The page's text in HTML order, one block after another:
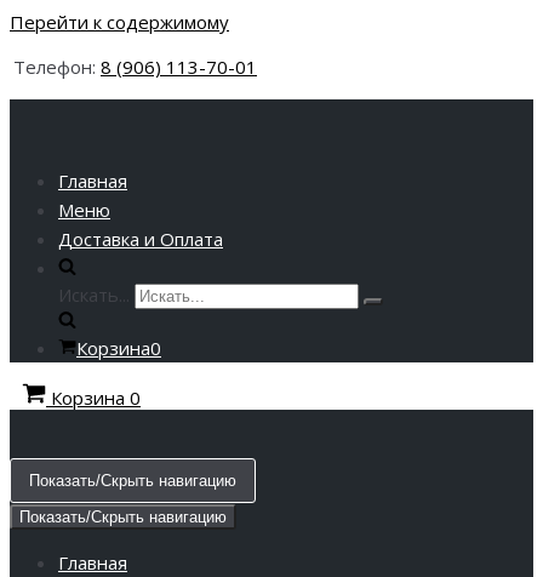
Перейти к содержимому
Телефон: 8 (906) 113-70-01
Главная
Меню
Доставка и Оплата
Искать...
Корзина0
Корзина 0
Показать/Скрыть навигацию
Показать/Скрыть навигацию
Главная